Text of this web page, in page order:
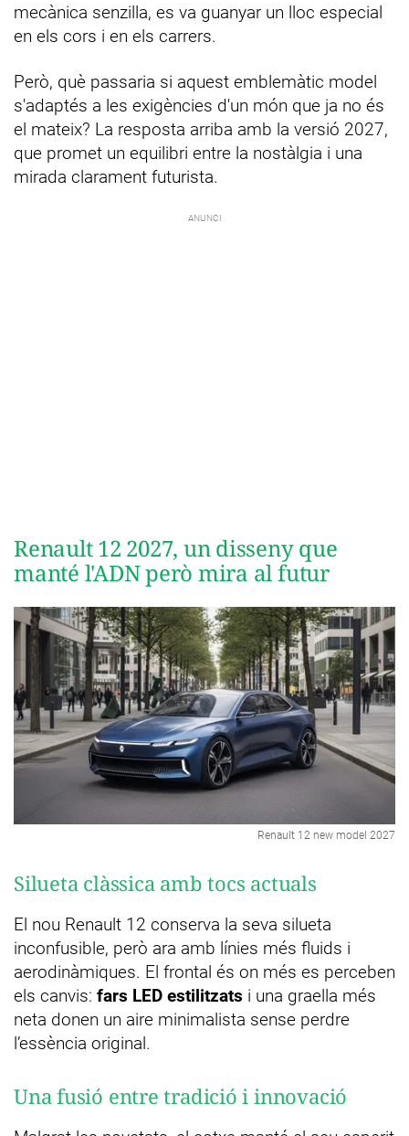
mecànica senzilla, es va guanyar un lloc especial
en els cors i en els carrers.
Però, què passaria si aquest emblemàtic model
s'adaptés a les exigències d'un món que ja no és
el mateix? La resposta arriba amb la versió 2027,
que promet un equilibri entre la nostàlgia i una
mirada clarament futurista.
Renault 12 2027, un disseny que
manté l'ADN però mira al futur
Renault 12 new model 2027
Silueta clàssica amb tocs actuals
El nou Renault 12 conserva la seva silueta
inconfusible, però ara amb línies més fluids i
aerodinàmiques. El frontal és on més es perceben
els canvis: fars LED estilitzats i una graella més
neta donen un aire minimalista sense perdre
l’essència original.
Una fusió entre tradició i innovació